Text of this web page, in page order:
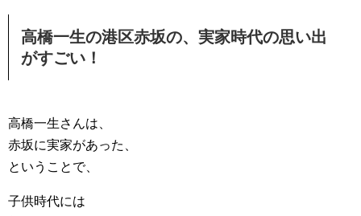
高橋一生の港区赤坂の、実家時代の思い出
がすごい！
高橋一生さんは、
赤坂に実家があった、
ということで、
子供時代には